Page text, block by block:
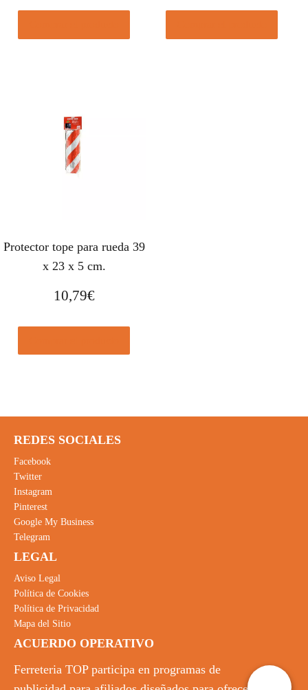
Protector tope para rueda 39
x 23 x 5 cm.
10,79€
REDES SOCIALES
Facebook
Twitter
Instagram
Pinterest
Google My Business
Telegram
LEGAL
Aviso Legal
Política de Cookies
Política de Privacidad
Mapa del Sitio
ACUERDO OPERATIVO
Ferreteria TOP participa en programas de